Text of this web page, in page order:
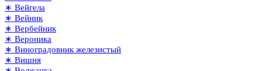
∗ Вейгела
∗ Вейник
∗ Вербейник
∗ Вероника
∗ Виноградовник железистый
∗ Вишня